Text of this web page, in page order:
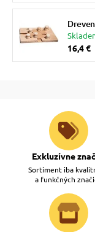
16,4 €
Exkluzívne
Sortiment iba
a funkčných